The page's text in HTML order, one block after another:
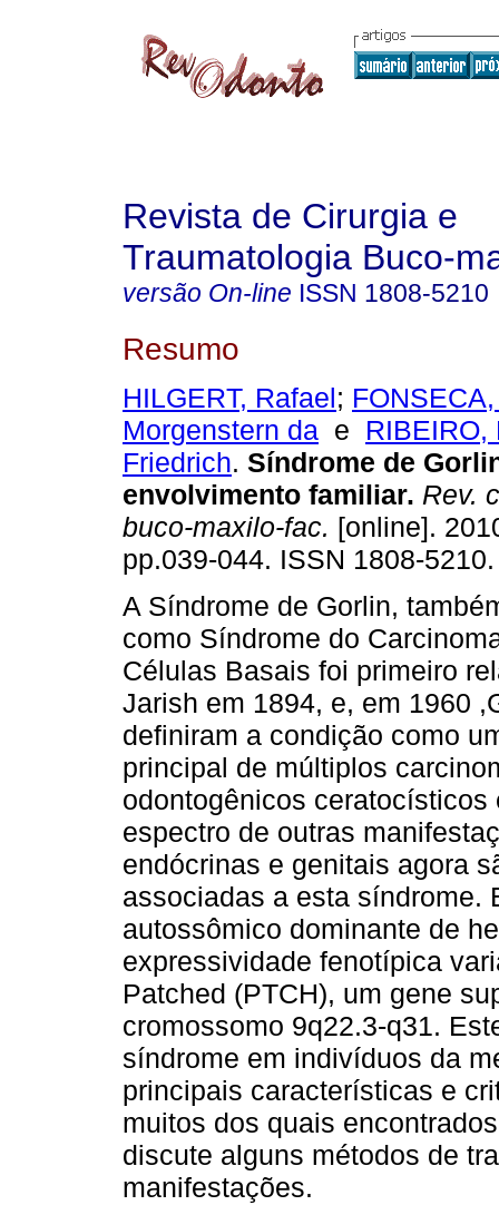
Revista de Cirurgia e
Traumatologia Buco-
versão On-line ISSN 1808-5210
Resumo
HILGERT, Rafael;
Morgenstern da e RIBEIRO,
Friedrich. Síndrome de
envolvimento familiar. Rev.
buco-maxilo-fac. [online].
pp.039-044. ISSN 1808-5210.
A Síndrome de Gorlin,
como Síndrome do
Células Basais foi primeiro
Jarish em 1894, e, em 1960
definiram a condição como
principal de múltiplos
odontogênicos
espectro de outras
endócrinas e genitais agora
associadas a esta síndrome.
autossômico dominante de
expressividade fenotípica
Patched (PTCH), um gene
cromossomo 9q22.3-q31.
síndrome em indivíduos da
principais características e
muitos dos quais
discute alguns métodos de
manifestações.